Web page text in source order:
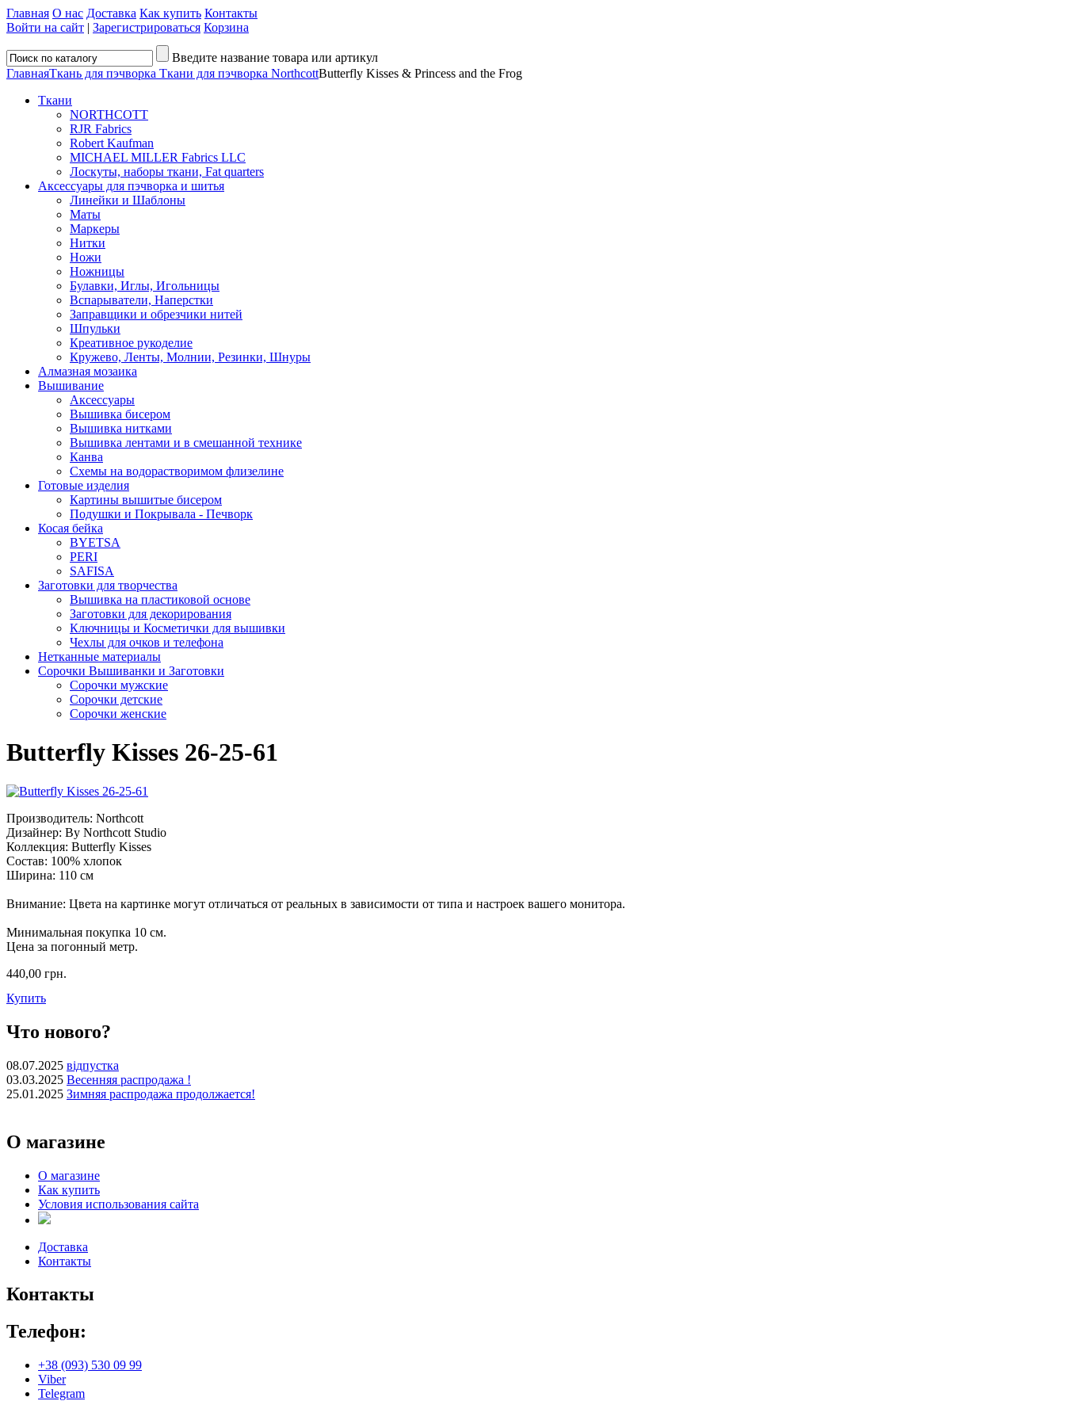
Главная О нас Доставка Как купить Контакты
Войти на сайт | Зарегистрироваться Корзина
Введите название товара или артикул
ГлавнаяТкань для пэчворка Ткани для пэчворка NorthcottButterfly Kisses & Princess and the Frog
Ткани
NORTHCOTT
RJR Fabrics
Robert Kaufman
MICHAEL MILLER Fabrics LLC
Лоскуты, наборы ткани, Fat quarters
Аксессуары для пэчворка и шитья
Линейки и Шаблоны
Маты
Маркеры
Нитки
Ножи
Ножницы
Булавки, Иглы, Игольницы
Вспарыватели, Наперстки
Заправщики и обрезчики нитей
Шпульки
Креативное рукоделие
Кружево, Ленты, Молнии, Резинки, Шнуры
Алмазная мозаика
Вышивание
Аксессуары
Вышивка бисером
Вышивка нитками
Вышивка лентами и в смешанной технике
Канва
Схемы на водорастворимом флизелине
Готовые изделия
Картины вышитые бисером
Подушки и Покрывала - Печворк
Косая бейка
BYETSA
PERI
SAFISA
Заготовки для творчества
Вышивка на пластиковой основе
Заготовки для декорирования
Ключницы и Косметички для вышивки
Чехлы для очков и телефона
Нетканные материалы
Сорочки Вышиванки и Заготовки
Cорочки мужские
Сорочки детские
Сорочки женские
Butterfly Kisses 26-25-61
Производитель: Northcott
Дизайнер: By Northcott Studio
Коллекция: Butterfly Kisses
Состав: 100% хлопок
Ширина: 110 см
Внимание: Цвета на картинке могут отличаться от реальных в зависимости от типа и настроек вашего монитора.
Минимальная покупка 10 см.
Цена за погонный метр.
440,00 грн.
Купить
Что нового?
08.07.2025 відпустка
03.03.2025 Весенняя распродажа !
25.01.2025 Зимняя распродажа продолжается!
О магазине
О магазине
Как купить
Условия использования сайта
Доставка
Контакты
Контакты
Телефон:
+38 (093) 530 09 99
Viber
Telegram